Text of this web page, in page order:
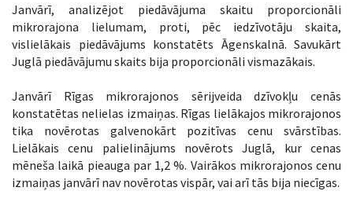
Janvārī, analizējot piedāvājuma skaitu proporcionāli
mikrorajona lielumam, proti, pēc iedzīvotāju skaita,
vislielākais piedāvājums konstatēts Āgenskalnā. Savukārt
Juglā piedāvājumu skaits bija proporcionāli vismazākais.
Janvārī Rīgas mikrorajonos sērijveida dzīvokļu cenās
konstatētas nelielas izmaiņas. Rīgas lielākajos mikrorajonos
tika novērotas galvenokārt pozitīvas cenu svārstības.
Lielākais cenu palielinājums novērots Juglā, kur cenas
mēneša laikā pieauga par 1,2 %. Vairākos mikrorajonos cenu
izmaiņas janvārī nav novērotas vispār, vai arī tās bija niecīgas.